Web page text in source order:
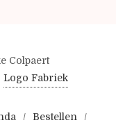
Colpaert
Logo Fabriek
/ Bestellen /